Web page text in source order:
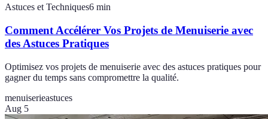
Astuces et Techniques6 min
Comment Accélérer Vos Projets de Menuiserie avec
des Astuces Pratiques
Optimisez vos projets de menuiserie avec des astuces pratiques pour
gagner du temps sans compromettre la qualité.
menuiserieastuces
Aug 5